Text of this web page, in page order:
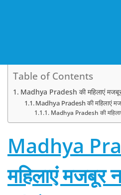
Table of Contents
Madhya Pradesh की महिलाएं
Madhya Pradesh की महिलाएं
Madhya Pradesh की
Madhya
महिलाएं मजबूर